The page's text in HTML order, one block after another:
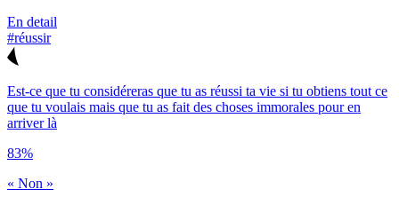
En detail
#réussir
Est-ce que tu considéreras que tu as réussi ta vie si tu obtiens tout ce
que tu voulais mais que tu as fait des choses immorales pour en
arriver là
83%
« Non »